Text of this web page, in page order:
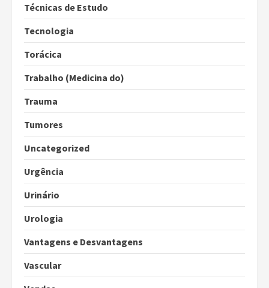
Técnicas de Estudo
Tecnologia
Torácica
Trabalho (Medicina do)
Trauma
Tumores
Uncategorized
Urgência
Urinário
Urologia
Vantagens e Desvantagens
Vascular